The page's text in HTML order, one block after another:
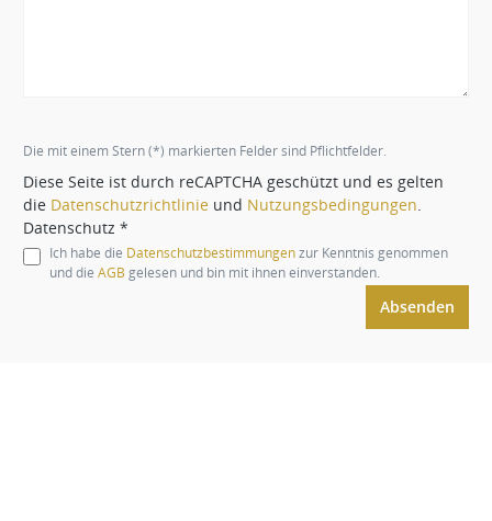
Die mit einem Stern (*) markierten Felder sind Pflichtfelder.
Diese Seite ist durch reCAPTCHA geschützt und es gelten
die Datenschutzrichtlinie und Nutzungsbedingungen
Datenschutz *
Ich habe die Datenschutzbestimmungenzur Kenntnis genommen
und die AGB gelesen und bin mit ihnen einverstanden.
Absenden